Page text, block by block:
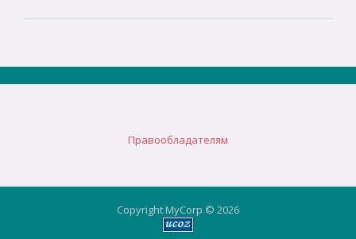
Правообладателям
Copyright MyCorp © 2026